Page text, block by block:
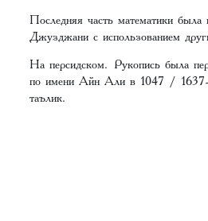
Последняя часть математики
Джузджани с использованием
На персидском. Рукопись была
по имени Айн Али в 1047 / 1637-
таълик.